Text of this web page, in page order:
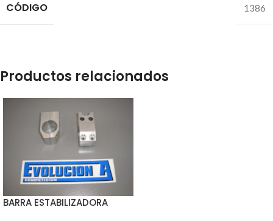
CÓDIGO 1386
Productos relacionados
BARRA ESTABILIZADORA